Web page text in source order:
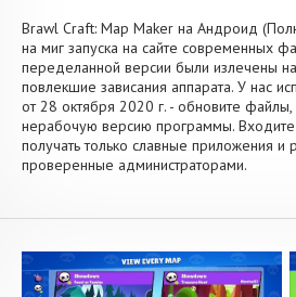
Brawl Craft: Map Maker на Андроид
на миг запуска на сайте современных
переделанной версии были излечены
повлекшие зависания аппарата. У нас
от 28 октября 2020 г. - обновите файлы,
нерабочую версию программы.
получать только славные приложения
проверенные администраторами.